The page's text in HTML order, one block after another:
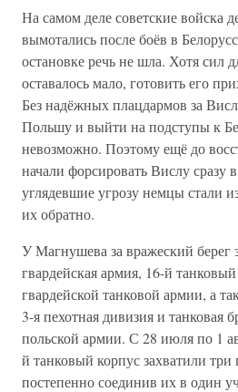
На самом деле советские войска
вымотались после боёв в
остановке речь не шла. Хотя сил
оставалось мало, готовить его
Без надёжных плацдармов за
Польшу и выйти на подступы к
невозможно. Поэтому ещё до
начали форсировать Вислу сразу
углядевшие угрозу немцы стали
их обратно.
У Магнушева за вражеский берег
гвардейская армия, 16-й
гвардейской танковой армии, а
3-я пехотная дивизия и танковая
польской армии. С 28 июля по 1
й танковый корпус захватили три
постепенно соединив их в один